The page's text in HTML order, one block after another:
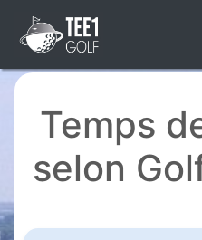
Temps
selon